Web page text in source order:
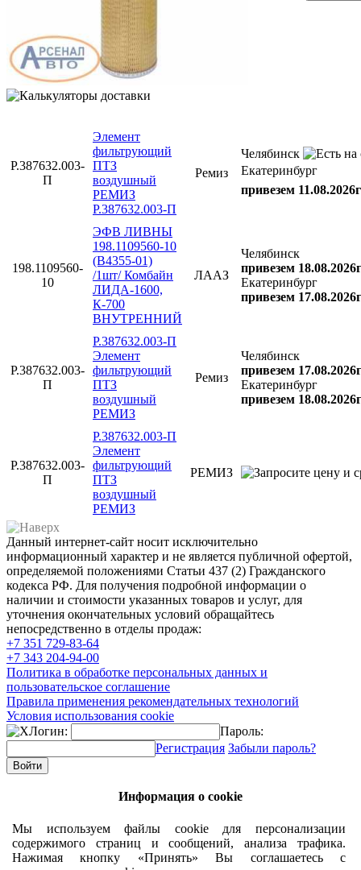
Р.387632.003-
П
Элемент
фильтрующий
ПТЗ
воздушный
РЕМИЗ
Р.387632.003-П
Ремиз
Челябинск
Екатеринбург
привезем 11.08.2026г
198.1109560-
10
ЭФВ ЛИВНЫ
198.1109560-10
(B4355-01)
/1шт/ Комбайн
ЛИДА-1600,
К-700
ВНУТРЕННИЙ
ЛААЗ
Челябинск
привезем 18.08.2026г
Екатеринбург
привезем 17.08.2026г
Р.387632.003-
П
Р.387632.003-П
Элемент
фильтрующий
ПТЗ
воздушный
РЕМИЗ
Ремиз
Челябинск
привезем 17.08.2026г
Екатеринбург
привезем 18.08.2026г
Р.387632.003-
П
Р.387632.003-П
Элемент
фильтрующий
ПТЗ
воздушный
РЕМИЗ
РЕМИЗ
Данный интернет-сайт носит исключительно
информационный характер и не является публичной офертой,
определяемой положениями Статьи 437 (2) Гражданского
кодекса РФ. Для получения подробной информации о
наличии и стоимости указанных товаров и услуг, для
уточнения окончательных условий обращайтесь
непосредственно в отделы продаж:
+7 351 729-83-64
+7 343 204-94-00
Политика в обработке персональных данных и
пользовательское соглашение
Правила применения рекомендательных технологий
Условия использования cookie
Логин:
Пароль:
Регистрация Забыли пароль?
Информация о cookie
Мы используем файлы cookie для персонализации
содержимого страниц и сообщений, анализа трафика.
Нажимая кнопку «Принять» Вы соглашаетесь с